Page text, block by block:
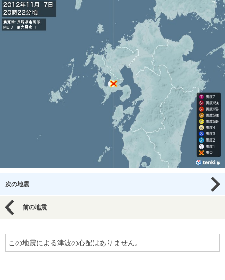
次の地震
前の地震
この地震による津波の心配はありません。